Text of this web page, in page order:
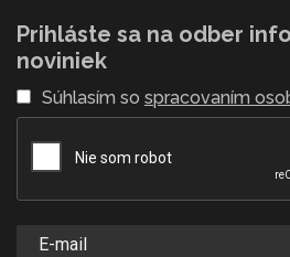
Prihláste sa na odber
noviniek
Súhlasím so spracovaním